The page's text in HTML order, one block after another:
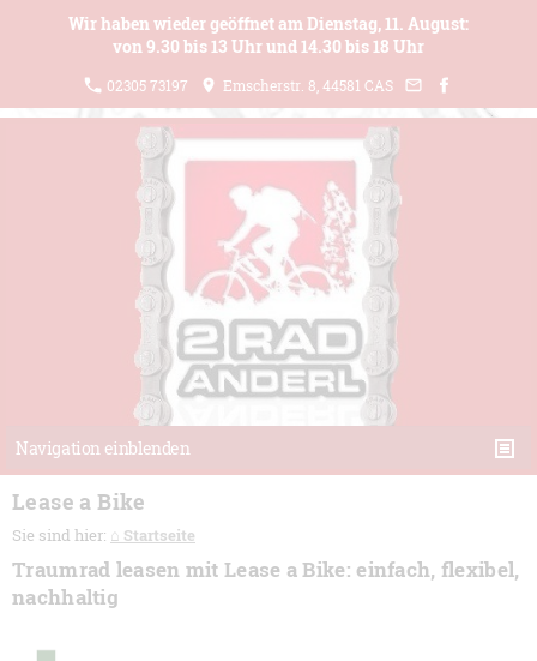
Wir haben wieder geöffnet am Dienstag, 11. August:
von 9.30 bis 13 Uhr und 14.30 bis 18 Uhr
02305 73197 Emscherstr. 8, 44581 CAS
Navigation einblenden
Lease a Bike
Sie sind hier: ⌂ Startseite
Traumrad leasen mit Lease a Bike: einfach, flexibel,
nachhaltig